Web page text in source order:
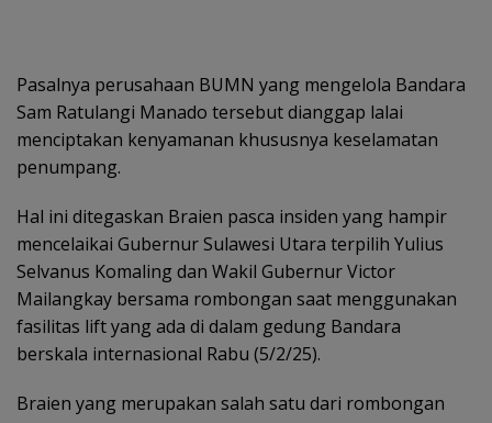
Pasalnya perusahaan BUMN yang mengelola Bandara
Sam Ratulangi Manado tersebut dianggap lalai
menciptakan kenyamanan khususnya keselamatan
penumpang.
Hal ini ditegaskan Braien pasca insiden yang hampir
mencelaikai Gubernur Sulawesi Utara terpilih Yulius
Selvanus Komaling dan Wakil Gubernur Victor
Mailangkay bersama rombongan saat menggunakan
fasilitas lift yang ada di dalam gedung Bandara
berskala internasional Rabu (5/2/25).
Braien yang merupakan salah satu dari rombongan